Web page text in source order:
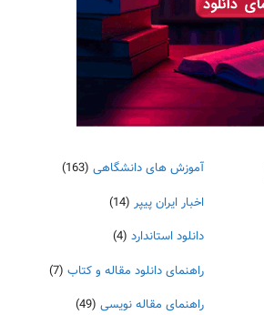
آموزش های دانشگاهی (163)
اخبار ایران پیپر (14)
دانلود استاندارد (4)
راهنمای دانلود مقاله و کتاب (7)
راهنمای مقاله نویسی (49)